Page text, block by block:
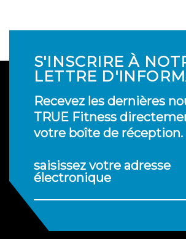
S'INSCRIRE À
LETTRE
Recevez les dernières
TRUE Fitness
votre boîte de réception.
saisissez votre adresse
électronique